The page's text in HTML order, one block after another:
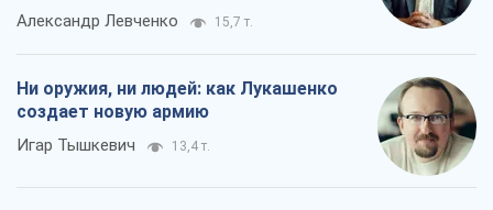
Александр Левченко 15,7 т.
Ни оружия, ни людей: как Лукашенко
создает новую армию
Игар Тышкевич 13,4 т.